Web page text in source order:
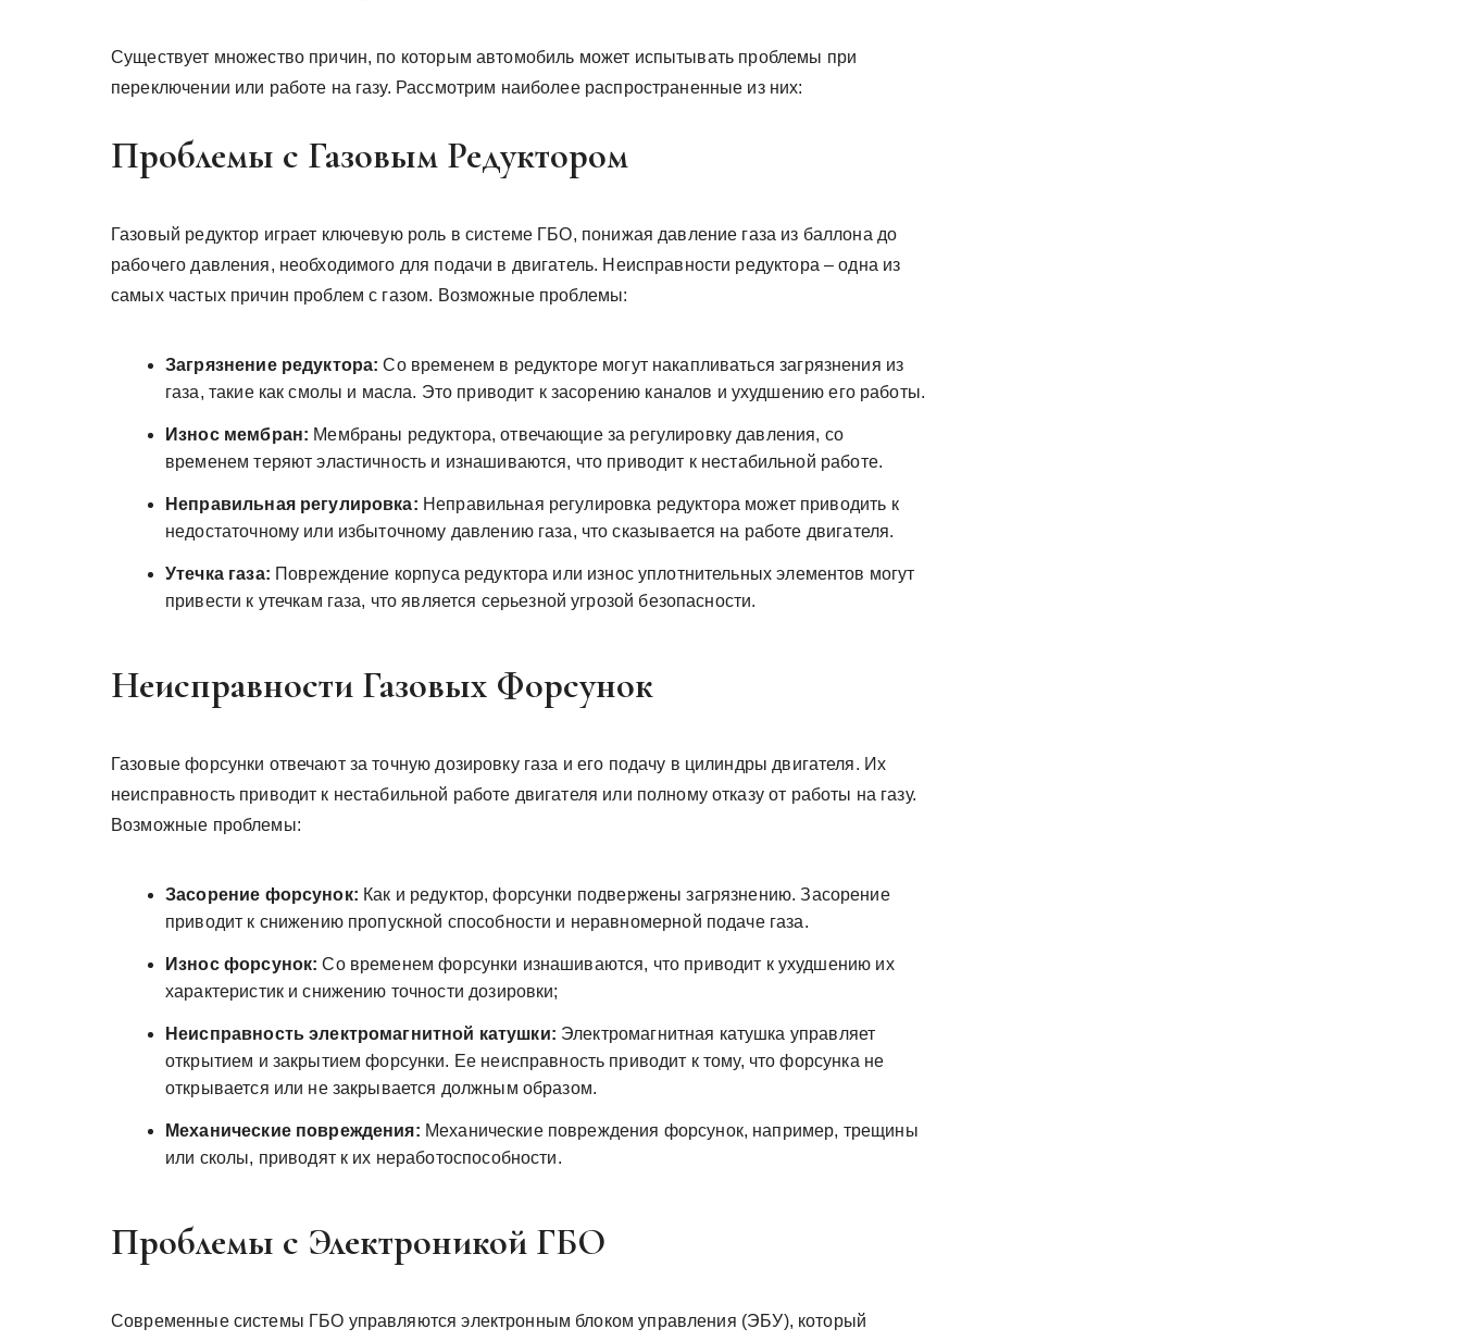
Существует множество причин, по которым автомобиль может испытывать проблемы при
переключении или работе на газу. Рассмотрим наиболее распространенные из них:
Проблемы с Газовым Редуктором
Газовый редуктор играет ключевую роль в системе ГБО, понижая давление газа из баллона до
рабочего давления, необходимого для подачи в двигатель. Неисправности редуктора – одна из
самых частых причин проблем с газом. Возможные проблемы:
Загрязнение редуктора: Со временем в редукторе могут накапливаться загрязнения из
газа, такие как смолы и масла. Это приводит к засорению каналов и ухудшению его работы.
Износ мембран: Мембраны редуктора, отвечающие за регулировку давления, со
временем теряют эластичность и изнашиваются, что приводит к нестабильной работе.
Неправильная регулировка: Неправильная регулировка редуктора может приводить к
недостаточному или избыточному давлению газа, что сказывается на работе двигателя.
Утечка газа: Повреждение корпуса редуктора или износ уплотнительных элементов могут
привести к утечкам газа, что является серьезной угрозой безопасности.
Неисправности Газовых Форсунок
Газовые форсунки отвечают за точную дозировку газа и его подачу в цилиндры двигателя. Их
неисправность приводит к нестабильной работе двигателя или полному отказу от работы на газу.
Возможные проблемы:
Засорение форсунок: Как и редуктор, форсунки подвержены загрязнению. Засорение
приводит к снижению пропускной способности и неравномерной подаче газа.
Износ форсунок: Со временем форсунки изнашиваются, что приводит к ухудшению их
характеристик и снижению точности дозировки;
Неисправность электромагнитной катушки: Электромагнитная катушка управляет
открытием и закрытием форсунки. Ее неисправность приводит к тому, что форсунка не
открывается или не закрывается должным образом.
Механические повреждения: Механические повреждения форсунок, например, трещины
или сколы, приводят к их неработоспособности.
Проблемы с Электроникой ГБО
Современные системы ГБО управляются электронным блоком управления (ЭБУ), который